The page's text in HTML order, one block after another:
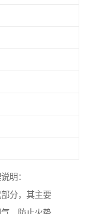
明：
分，其主要